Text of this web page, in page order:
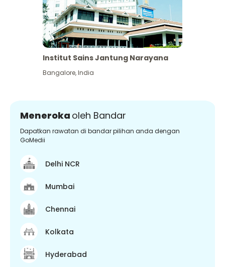
Institut Sains Jantung Narayana
Bangalore,India
Meneroka oleh Bandar
Dapatkan rawatan di bandar pilihan anda dengan
GoMedii
Delhi NCR
Mumbai
Chennai
Kolkata
Hyderabad